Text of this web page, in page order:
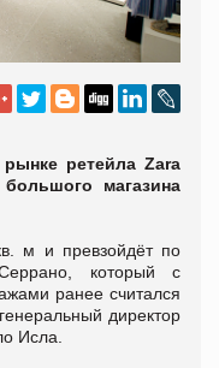
ретейла Zara
магазина
м и превзойдёт по
который с
ранее считался
директор
Исла.